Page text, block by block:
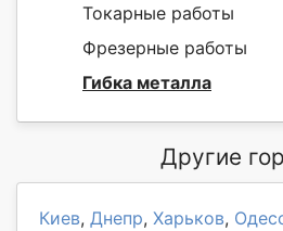
Токарные работы
Фрезерные работы
Гибка металла
Другие
Киев, Днепр, Харьков,